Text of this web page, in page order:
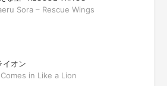
Sora – Rescue Wings
イオン
in Like a Lion